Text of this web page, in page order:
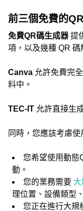
前三個免費的
免費QR碼生成器 提
項，以及幾種 QR 碼
Canva 允許免費完
料中。
TEC-IT 允許直接生
同時，您應該考慮使
您希望使用動態
動。
您的業務需要
理位置、設備類型
您正在進行大規